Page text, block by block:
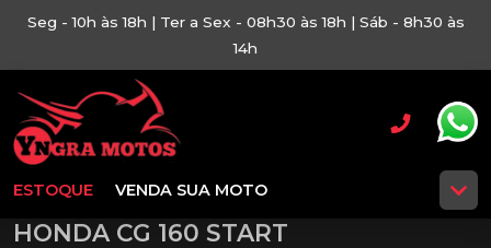
Seg - 10h às 18h | Ter a Sex - 08h30 às 18h | Sáb - 8h30 às
14h
ESTOQUE VENDA SUA MOTO
HONDA CG 160 START